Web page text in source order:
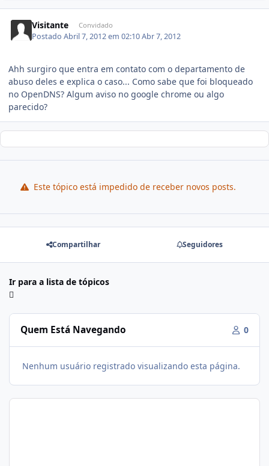
Visitante Convidado
PostadoAbril 7, 2012 em 02:10Abr 7, 2012
Ahh surgiro que entra em contato com o departamento de
abuso deles e explica o caso... Como sabe que foi bloqueado
no OpenDNS? Algum aviso no google chrome ou algo
parecido?
Este tópico está impedido de receber novos posts.
Compartilhar Seguidores
Ir para a lista de tópicos
Quem Está Navegando 0
Nenhum usuário registrado visualizando esta página.